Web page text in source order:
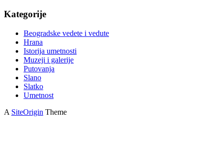
Kategorije
Beogradske vedete i vedute
Hrana
Istorija umetnosti
Muzeji i galerije
Putovanja
Slano
Slatko
Umetnost
A SiteOrigin Theme